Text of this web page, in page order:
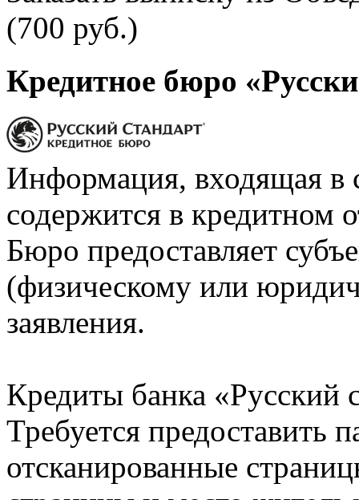
(700 руб.)
Кредитное бюро
Информация, входящая в
содержится в кредитном
Бюро предоставляет
(физическому или
заявления.
Кредиты банка «Русский
Требуется предоставить
отсканированные